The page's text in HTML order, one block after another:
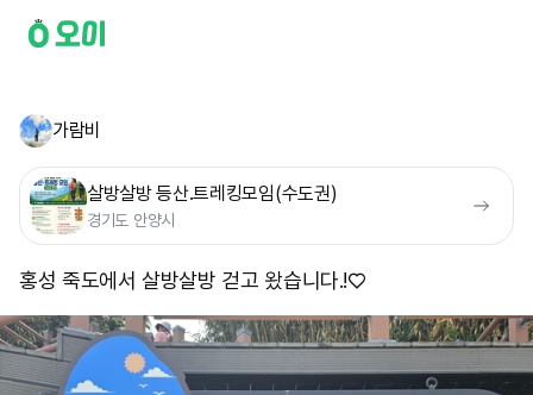
가람비
살방살방 등산.트레킹모임(수도권)
경기도 안양시
홍성 죽도에서 살방살방 걷고 왔습니다.!♡